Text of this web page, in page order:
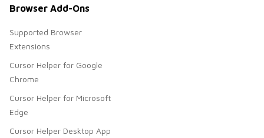
Browser Add-Ons
Supported Browser
Extensions
Cursor Helper for Google
Chrome
Cursor Helper for Microsoft
Edge
Cursor Helper Desktop App